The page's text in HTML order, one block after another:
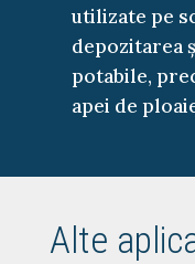
utilizate pe
depozitarea
potabile,
apei de
Alte